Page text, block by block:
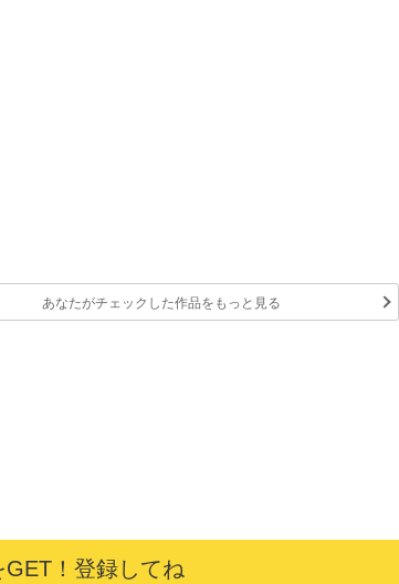
あなたがチェックした作品をもっと見る
GET！登録してね